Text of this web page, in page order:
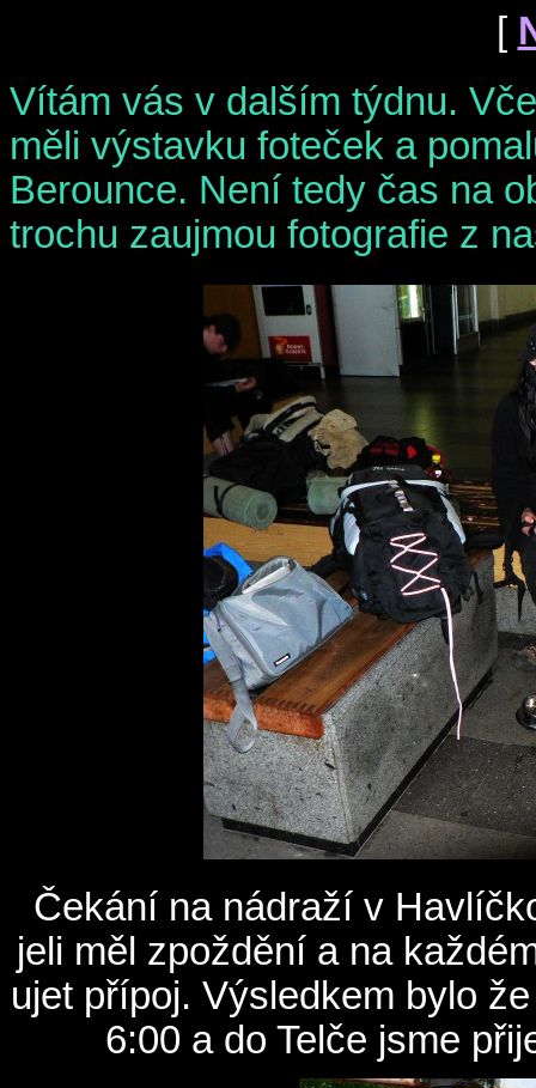
[
Vítám vás v dalším týdnu.
měli výstavku foteček a
Berounce. Není tedy čas na
trochu zaujmou fotografie z
Čekání na nádraží v
jeli měl zpoždění a na
ujet přípoj. Výsledkem bylo
6:00 a do Telče jsme